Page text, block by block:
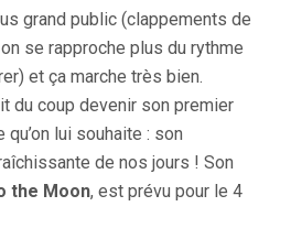
grand public (clappements de
se rapproche plus du rythme
et ça marche très bien.
du coup devenir son premier
lui souhaite : son
de nos jours ! Son
the Moon, est prévu pour le 4